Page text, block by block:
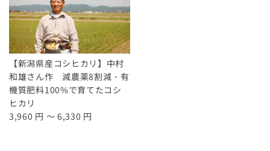
【新潟県産コシヒカリ】中村
和雄さん作 減農薬8割減・有
機質肥料100%で育てたコシ
ヒカリ
3,960 円 ～ 6,330 円